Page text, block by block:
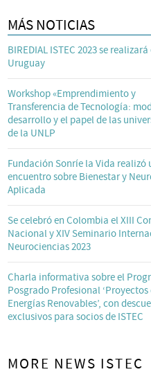
MÁS NOTICIAS
BIREDIAL ISTEC 2023 se realizará
Uruguay
Workshop «Emprendimiento y
Transferencia de Tecnología:
desarrollo y el papel de las
de la UNLP
Fundación Sonríe la Vida realizó
encuentro sobre Bienestar y
Aplicada
Se celebró en Colombia el XIII
Nacional y XIV Seminario
Neurociencias 2023
Charla informativa sobre el
Posgrado Profesional ‘Proyectos
Energías Renovables’, con
exclusivos para socios de ISTEC
MORE NEWS ISTEC